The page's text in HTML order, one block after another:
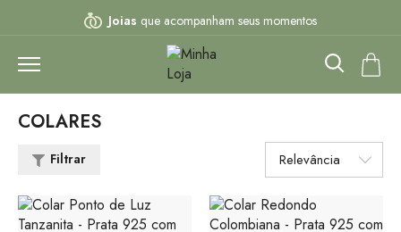
Joias que acompanham seus momentos
Frete grátis para todo
Parcele em até6Xsem juros
COLARES
Filtrar